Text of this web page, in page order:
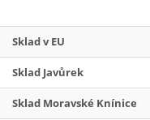
Sklad v EU
Sklad Javůrek
Sklad Moravské Knínice